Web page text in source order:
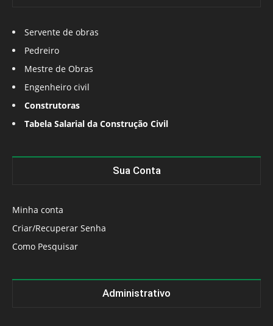
Servente de obras
Pedreiro
Mestre de Obras
Engenheiro civil
Construtoras
Tabela Salarial da Construção Civil
Sua Conta
Minha conta
Criar/Recuperar Senha
Como Pesquisar
Administrativo